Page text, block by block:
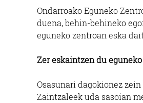
Ondarroako Eguneko
duena, behin-behineko
eguneko zentroan eska
Zer eskaintzen du
Osasunari dagokionez
Zaintzaleek uda sasoian